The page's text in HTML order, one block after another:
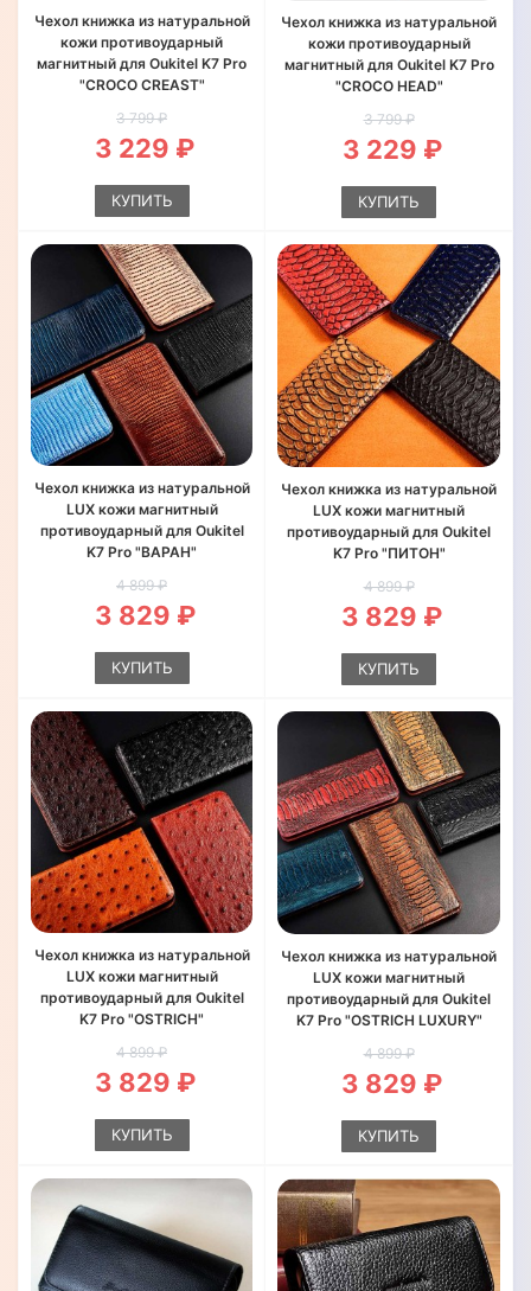
Чехол книжка из натуральной
кожи противоударный
магнитный для Oukitel K7 Pro
"CROCO CREAST"
3 799 ₽
3 229 ₽
КУПИТЬ
Чехол книжка из натуральной
кожи противоударный
магнитный для Oukitel K7 Pro
"CROCO HEAD"
3 799 ₽
3 229 ₽
КУПИТЬ
Чехол книжка из натуральной
LUX кожи магнитный
противоударный для Oukitel
K7 Pro "ВАРАН"
4 899 ₽
3 829 ₽
КУПИТЬ
Чехол книжка из натуральной
LUX кожи магнитный
противоударный для Oukitel
K7 Pro "ПИТОН"
4 899 ₽
3 829 ₽
КУПИТЬ
Чехол книжка из натуральной
LUX кожи магнитный
противоударный для Oukitel
K7 Pro "OSTRICH"
4 899 ₽
3 829 ₽
КУПИТЬ
Чехол книжка из натуральной
LUX кожи магнитный
противоударный для Oukitel
K7 Pro "OSTRICH LUXURY"
4 899 ₽
3 829 ₽
КУПИТЬ